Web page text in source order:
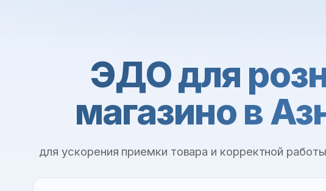
ЭДО для
магазино в
для ускорения приемки товара и корректной